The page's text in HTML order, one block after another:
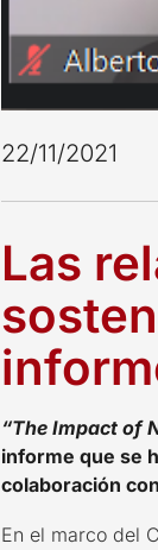
22/11/2021
Las
“The Impact of
informe que se
colaboración
En el marco del